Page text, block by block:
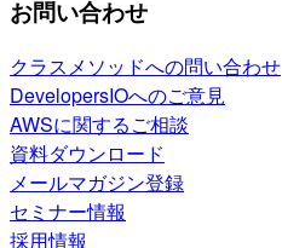
お問い合わせ
クラスメソッドへの問い合わせ
DevelopersIOへのご意見
AWSに関するご相談
資料ダウンロード
メールマガジン登録
セミナー情報
採用情報